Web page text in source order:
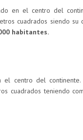
en el centro del
cuadrados siendo
habitantes.
el centro del
cuadrados teniendo